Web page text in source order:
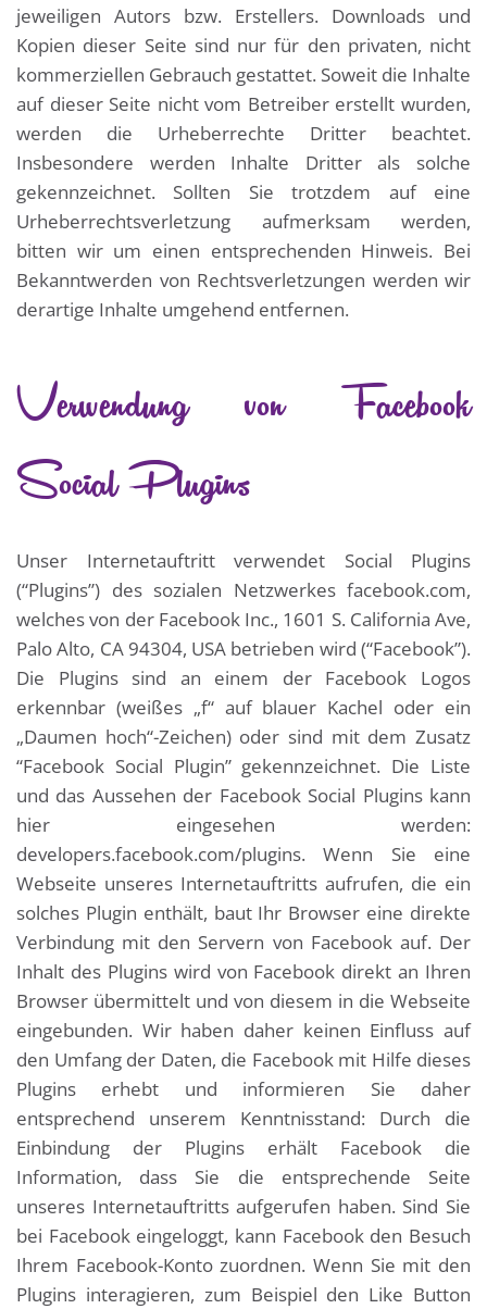
jeweiligen Autors bzw. Erstellers. Downloads und
Kopien dieser Seite sind nur für den privaten, nicht
kommerziellen Gebrauch gestattet. Soweit die Inhalte
auf dieser Seite nicht vom Betreiber erstellt wurden,
werden die Urheberrechte Dritter beachtet.
Insbesondere werden Inhalte Dritter als solche
gekennzeichnet. Sollten Sie trotzdem auf eine
Urheberrechtsverletzung aufmerksam werden,
bitten wir um einen entsprechenden Hinweis. Bei
Bekanntwerden von Rechtsverletzungen werden wir
derartige Inhalte umgehend entfernen.
Verwendung von Facebook
Social Plugins
Unser Internetauftritt verwendet Social Plugins
(“Plugins”) des sozialen Netzwerkes facebook.com,
welches von der Facebook Inc., 1601 S. California Ave,
Palo Alto, CA 94304, USA betrieben wird (“Facebook”).
Die Plugins sind an einem der Facebook Logos
erkennbar (weißes „f“ auf blauer Kachel oder ein
„Daumen hoch“-Zeichen) oder sind mit dem Zusatz
“Facebook Social Plugin” gekennzeichnet. Die Liste
und das Aussehen der Facebook Social Plugins kann
hier eingesehen werden:
developers.facebook.com/plugins. Wenn Sie eine
Webseite unseres Internetauftritts aufrufen, die ein
solches Plugin enthält, baut Ihr Browser eine direkte
Verbindung mit den Servern von Facebook auf. Der
Inhalt des Plugins wird von Facebook direkt an Ihren
Browser übermittelt und von diesem in die Webseite
eingebunden. Wir haben daher keinen Einfluss auf
den Umfang der Daten, die Facebook mit Hilfe dieses
Plugins erhebt und informieren Sie daher
entsprechend unserem Kenntnisstand: Durch die
Einbindung der Plugins erhält Facebook die
Information, dass Sie die entsprechende Seite
unseres Internetauftritts aufgerufen haben. Sind Sie
bei Facebook eingeloggt, kann Facebook den Besuch
Ihrem Facebook-Konto zuordnen. Wenn Sie mit den
Plugins interagieren, zum Beispiel den Like Button